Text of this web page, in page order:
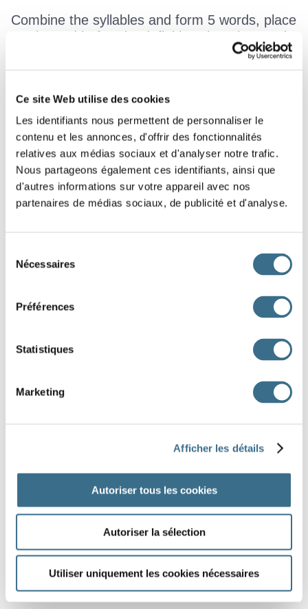
Ce site Web utilise des cookies
Les identifiants nous permettent de personnaliser le
contenu et les annonces, d'offrir des fonctionnalités
relatives aux médias sociaux et d'analyser notre trafic.
Nous partageons également ces identifiants, ainsi que
d'autres informations sur votre appareil avec nos
partenaires de médias sociaux, de publicité et d'analyse.
Nécessaires
Préférences
Statistiques
Marketing
Afficher les détails
Autoriser tous les cookies
Autoriser la sélection
Utiliser uniquement les cookies nécessaires
Combine the syllables and form 5 words, place
each word before its definition. (put the purple
Il nous informe.
C'est le contraire de
la peur.
Il soigne les
malades.